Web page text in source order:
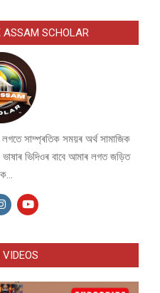
ASSAM SCHOLAR
সাম্প্ৰতিক সময়ৰ অৰ্থ সামাজিক
ভিদিওৰ বাবে আমাৰ লগত জড়িত